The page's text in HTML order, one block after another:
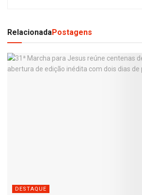
RelacionadaPostagens
DESTAQUE